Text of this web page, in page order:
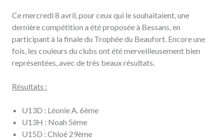
Ce mercredi 8 avril, pour ceux qui le souhaitaient, une
dernière compétition a été proposée à Bessans, en
participant à la finale du Trophée du Beaufort. Encore une
fois, les couleurs du clubs ont été merveilleusement bien
représentées, avec de très beaux résultats.
Résultats :
U13D : Léonie A. 6ème
U13H : Noah 5ème
U15D : Chloé 29ème